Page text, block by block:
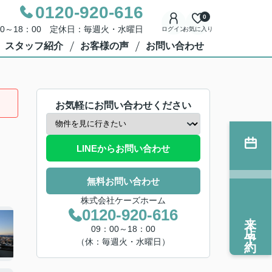
0120-920-616
～18：00 定休日：毎週火・水曜日 ログインお気に入り
0
スタッフ紹介 お客様の声 お問い合わせ
お気軽にお問い合わせください
LINEからお問い合わせ
無料お問い合わせ
株式会社ケーズホーム
0120-920-616
09：00～18：00
（休：毎週火・水曜日）
来店予約